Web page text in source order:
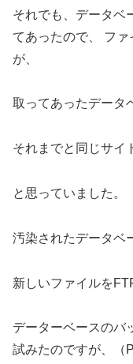
それでも、データベ
てあったので、 フ
が、
取ってあったデータ
それまでと同じサイ
と思っていました。
汚染されたデータベ
新しいファイルを
データーベースのバ
試みたのですが、（